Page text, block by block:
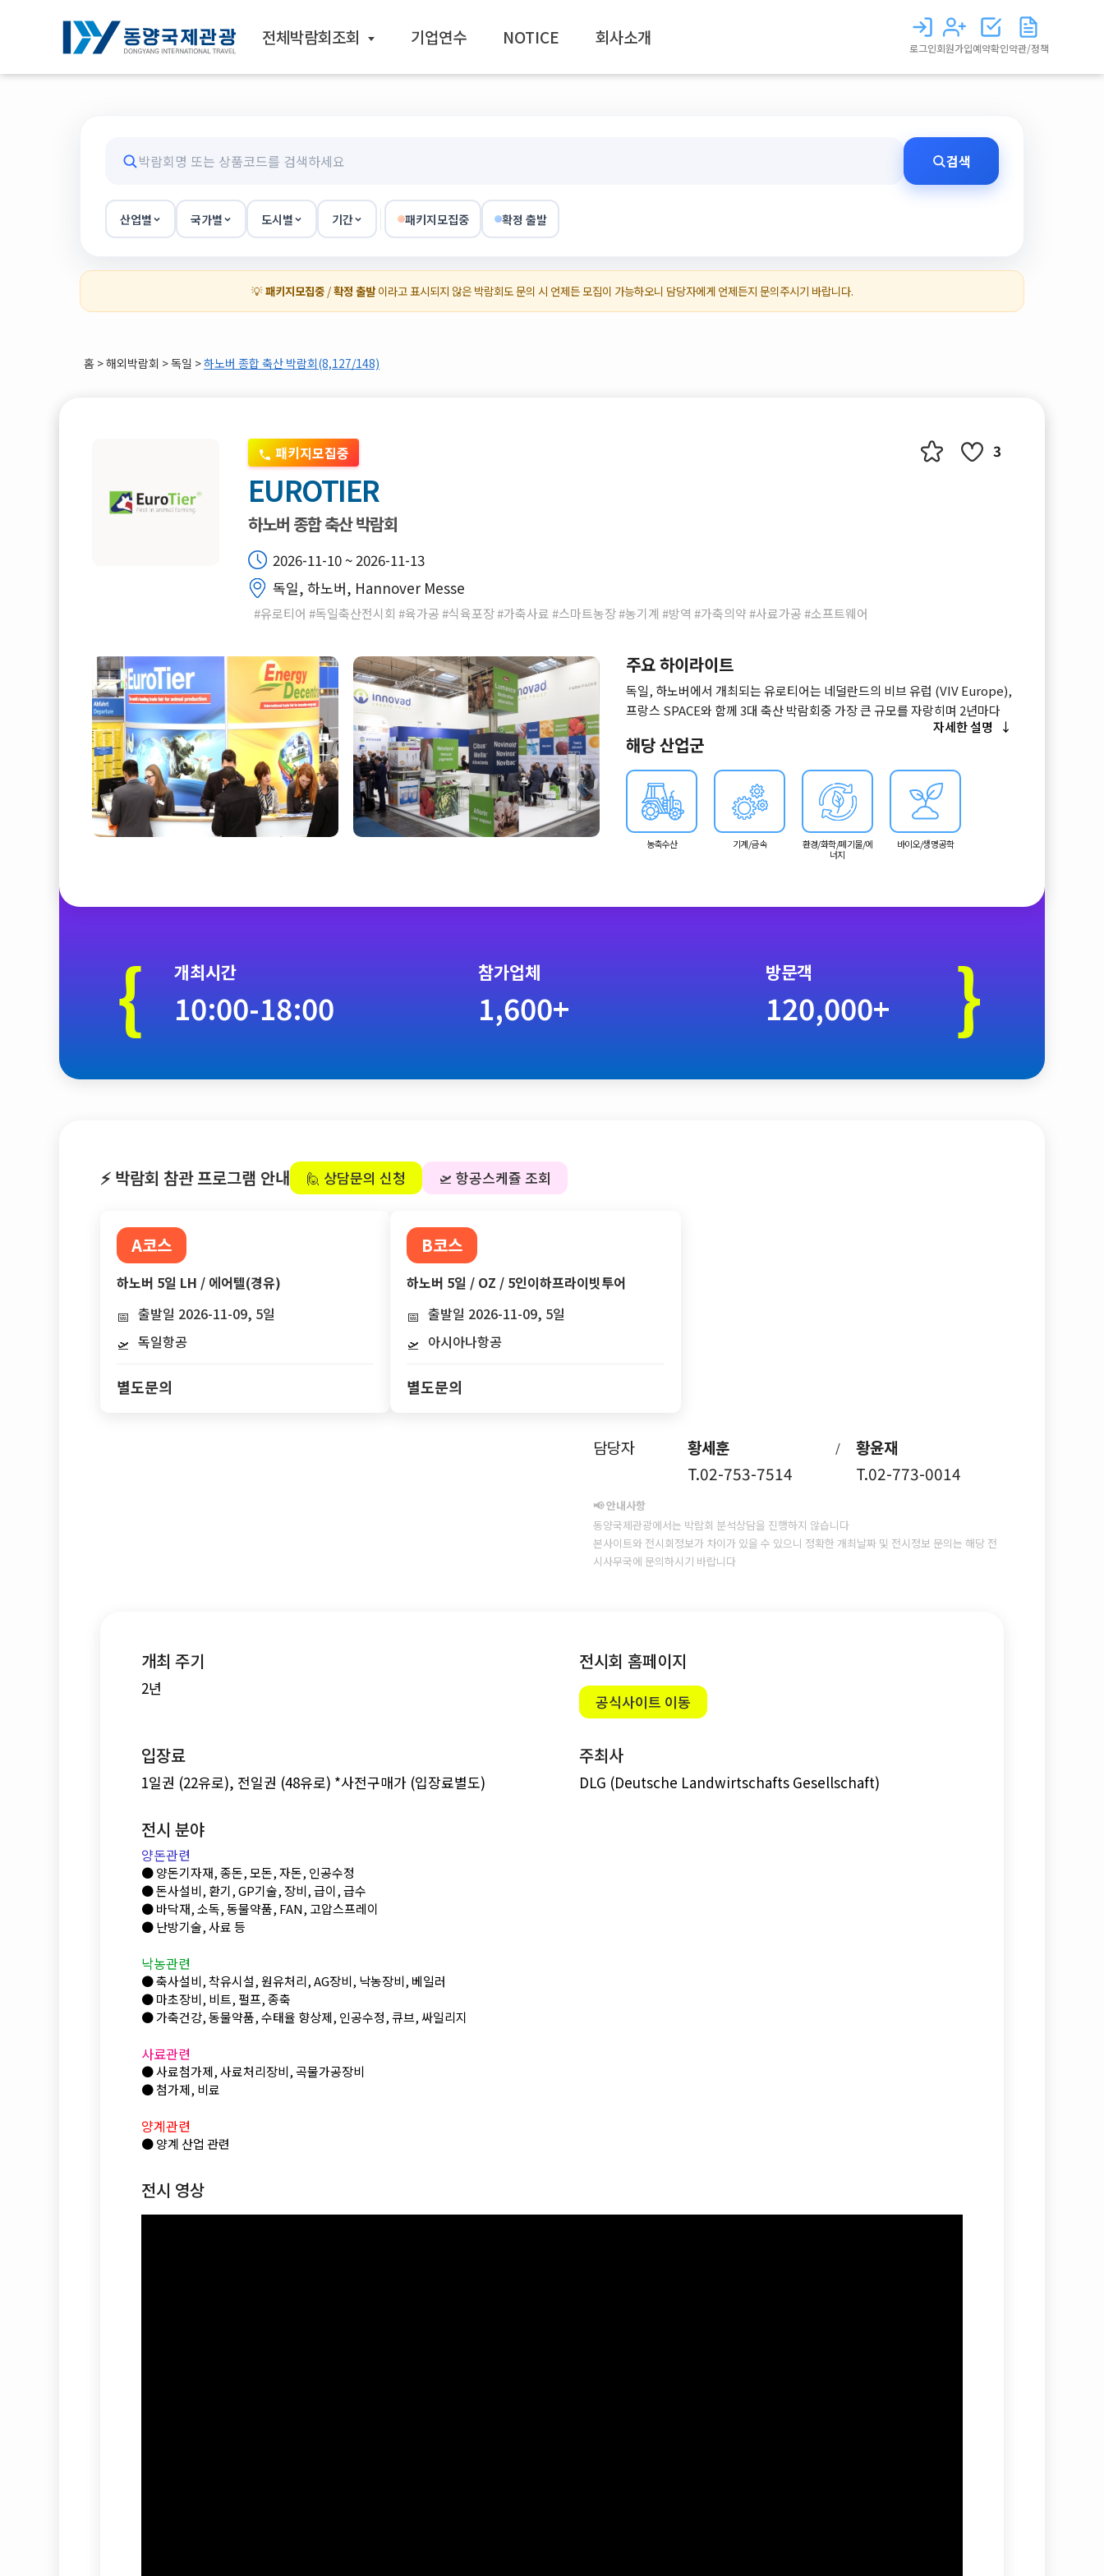
전체박람회조회 기업연수 NOTICE 회사소개
로그인회원가입예약확인약관/정책
검색
산업별 국가별 도시별 기간 패키지모집중 확정 출발
💡패키지모집중/확정 출발이라고 표시되지 않은 박람회도 문의 시 언제든 모집이 가능하오니 담당자에게 언제든지 문의주시기 바랍니다.
홈 >해외박람회 > 독일 >하노버 종합 축산 박람회(8,127/148)
패키지모집중
EUROTIER
하노버 종합 축산 박람회
2026-11-10 ~ 2026-11-13
독일, 하노버, Hannover Messe
#유로티어 #독일축산전시회 #육가공 #식육포장 #가축사료 #스마트농장 #농기계 #방역 #가축의약 #사료가공 #소프트웨어
3
주요 하이라이트
독일, 하노버에서 개최되는 유로티어는 네덜란드의 비브 유럽 (VIV Europe),
프랑스 SPACE와 함께 3대 축산 박람회중 가장 큰 규모를 자랑히며 2년마다
개최되므로 보다 깊이있고 풍부한 신제품과 신기술이 선보입니다.자세한 설명
해당 산업군
농축수산 기계/금속
환경/화학/폐기물/에
너지
바이오/생명공학
{ 개최시간 참가업체 방문객
10:00-18:00 1,600+ 120,000+ }
⚡ 박람회 참관 프로그램 안내 🙋 상담문의 신청 🛫 항공스케쥴 조회
A코스
하노버 5일 LH / 에어텔(경유)
📅 출발일 2026-11-09, 5일
🛫 독일항공
별도문의
B코스
하노버 5일 / OZ / 5인이하프라이빗투어
📅 출발일 2026-11-09, 5일
🛫 아시아나항공
별도문의
담당자 황세훈 /
황윤재
T.02-753-7514
T.02-773-0014
📢 안내사항
동양국제관광에서는 박람회 분석상담을 진행하지 않습니다
본사이트와 전시회정보가 차이가 있을 수 있으니 정확한 개최날짜 및 전시정보 문의는 해당 전
시사무국에 문의하시기 바랍니다
개최 주기
2년
전시회 홈페이지
공식사이트 이동
입장료
1일권 (22유로), 전일권 (48유로) *사전구매가 (입장료별도)
주최사
DLG (Deutsche Landwirtschafts Gesellschaft)
전시 분야
양돈관련
● 양돈기자재, 종돈, 모돈, 자돈, 인공수정
● 돈사설비, 환기, GP기술, 장비, 급이, 급수
● 바닥재, 소독, 동물약품, FAN, 고압스프레이
● 난방기술, 사료 등
낙농관련
● 축사설비, 착유시설, 원유처리, AG장비, 낙농장비, 베일러
● 마초장비, 비트, 펄프, 종축
● 가축건강, 동물약품, 수태율 향상제, 인공수정, 큐브, 싸일리지
사료관련
● 사료첨가제, 사료처리장비, 곡물가공장비
● 첨가제, 비료
양계관련
● 양계 산업 관련
전시 영상